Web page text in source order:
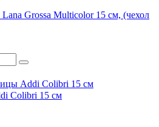
Grossa Multicolor 15 см, (чехол
Colibri 15 см